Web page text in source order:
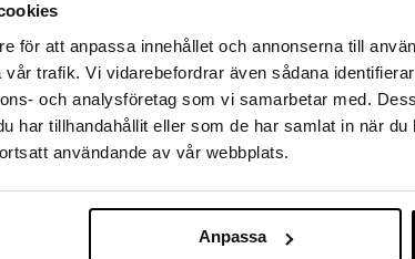
för att anpassa innehållet och annonserna till
trafik. Vi vidarebefordrar även sådana
och analysföretag som vi samarbetar med.
har tillhandahållit eller som de har samlat in när
användande av vår webbplats.
Anpassa
kaikkien Original- ja NewGen-leivänpaahtimien
varten. Ritilä on varustettu kahdella
leivänpaahtimen oikeaan asentoon. Ritilä
paahtimen aukkojen päälle, jolloin voit helposti